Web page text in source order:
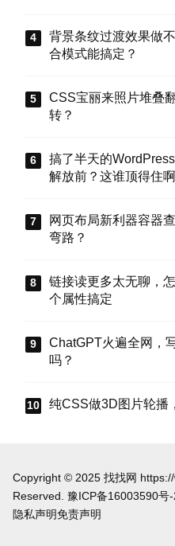
背景条纹过渡效果做
合模式能搞定？
CSS宝丽来照片堆叠
转？
搞了半天的
解放前？这谁顶得住
车”。
网页布局新利器容器
弯路？
链接读更多太无聊，
个属性搞定
ChatGPT火遍全网，
吗？
纯CSS做3D图片轮播
Copyright © 2025 找找网
Reserved. 豫ICP备16003590号-
隐私声明免责声明